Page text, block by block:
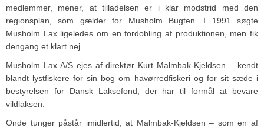
medlemmer, mener, at tilladelsen er i klar modstrid med den
regionsplan, som gælder for Musholm Bugten. I 1991 søgte
Musholm Lax ligeledes om en fordobling af produktionen, men fik
dengang et klart nej.
Musholm Lax A/S ejes af direktør Kurt Malmbak-Kjeldsen – kendt
blandt lystfiskere for sin bog om havørredfiskeri og for sit sæde i
bestyrelsen for Dansk Laksefond, der har til formål at bevare
vildlaksen.
Onde tunger påstår imidlertid, at Malmbak-Kjeldsen – som en af